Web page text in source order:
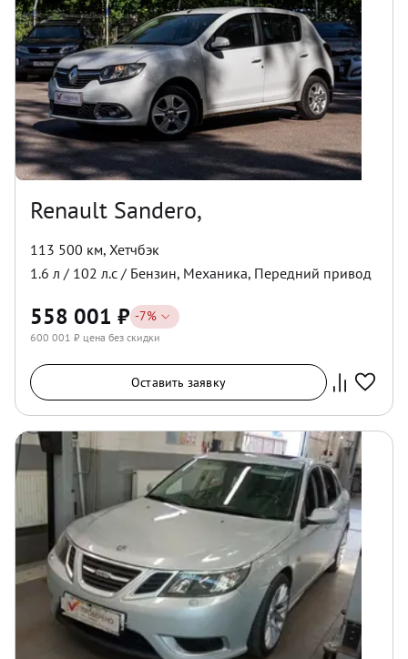
Renault Sandero,
113 500 км, Хетчбэк
1.6 л / 102 л.с / Бензин, Механика, Передний привод
558 001 ₽ -7%
600 001 ₽ цена без скидки
Оставить заявку